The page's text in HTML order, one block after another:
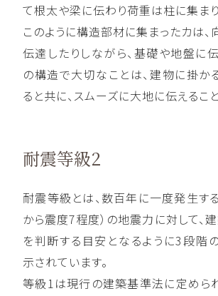
て根太や梁に伝わり荷重は柱に集まり
このように構造部材に集まったカは、
伝達したりしながら、基礎や地盤に
の構造で大切なことは、建物に掛か
ると共に、スムーズに大地に伝えること
耐震等級2
耐震等級とは、数百年に一度発生す
から震度7程度）の地震力に対して、
を判断する目安となるように3段階
示されています。
等級1は現行の建築基準法に定めら